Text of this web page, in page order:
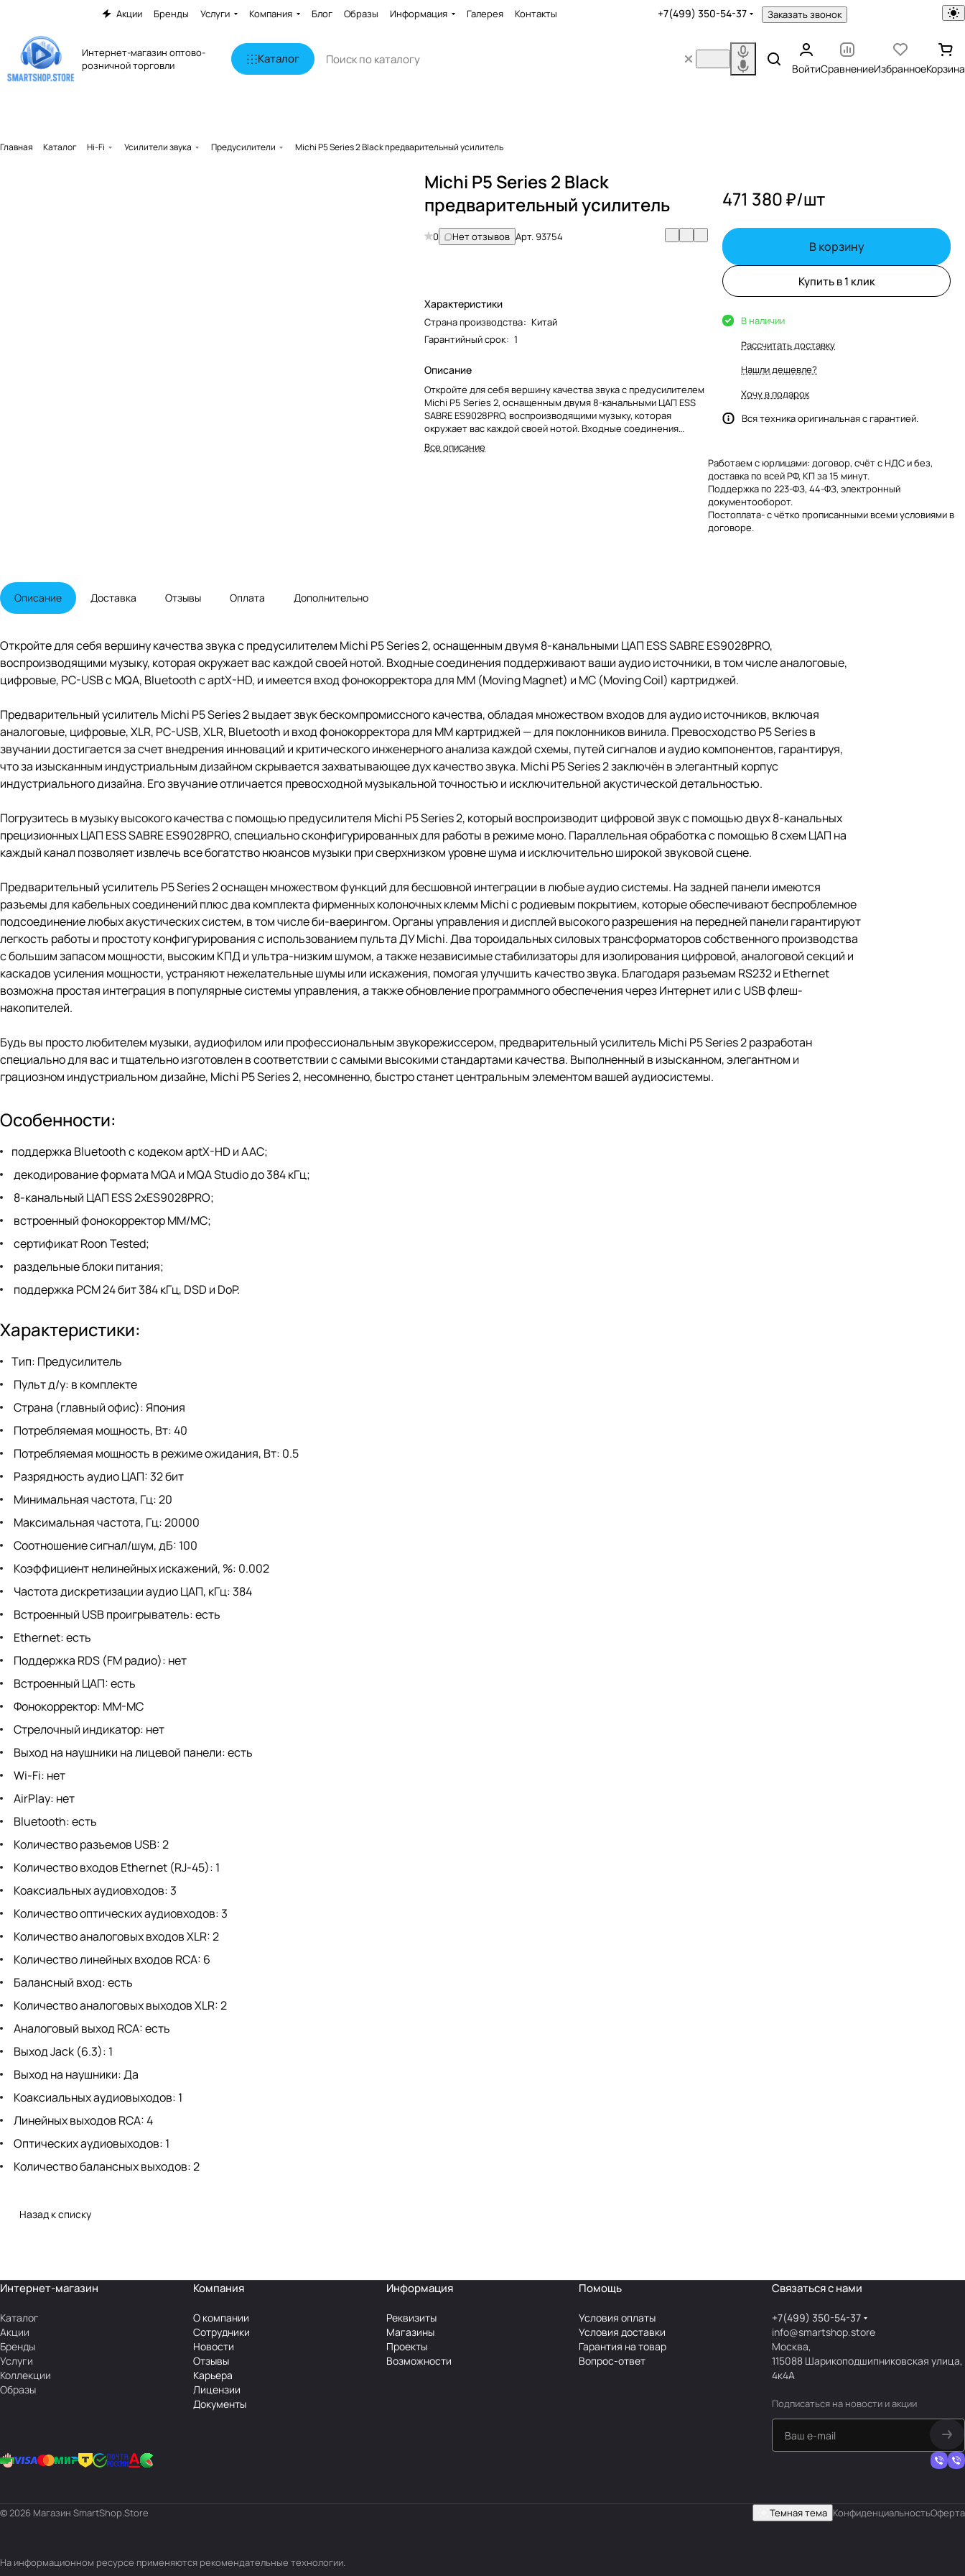
Акции Бренды Услуги Компания Блог Образы Информация Галерея Контакты +7(499) 350-54-37 Заказать звонок
Интернет-магазин оптово-
розничной торговли
Каталог
ВойтиСравнениеИзбранноеКорзина
Главная Каталог Hi-Fi Усилители звука Предусилители Michi P5 Series 2 Black предварительный усилитель
Michi P5 Series 2 Black
предварительный усилитель
0 Нет отзывов Арт.93754
Характеристики
Страна производства: Китай
Гарантийный срок: 1
Описание
Откройте для себя вершину качества звука с предусилителем
Michi P5 Series 2, оснащенным двумя 8-канальными ЦАП ESS
SABRE ES9028PRO, воспроизводящими музыку, которая
окружает вас каждой своей нотой. Входные соединения
поддерживают ваши аудио источники, в том числе
аналоговые, цифровые, PC-USB с MQA, Bluetooth с aptX-HD, и
Все описание
471 380 ₽/шт
В корзину
Купить в 1 клик
В наличии
Рассчитать доставку
Нашли дешевле?
Хочу в подарок
Вся техника оригинальная с гарантией.
Работаем с юрлицами: договор, счёт с НДС и без,
доставка по всей РФ, КП за 15 минут.
Поддержка по 223-ФЗ, 44-ФЗ, электронный
документооборот.
Постоплата- с чётко прописанными всеми условиями в
договоре.
Описание Доставка Отзывы Оплата Дополнительно
Откройте для себя вершину качества звука с предусилителем Michi P5 Series 2, оснащенным двумя 8-канальными ЦАП ESS SABRE ES9028PRO,
воспроизводящими музыку, которая окружает вас каждой своей нотой. Входные соединения поддерживают ваши аудио источники, в том числе аналоговые,
цифровые, PC-USB с MQA, Bluetooth с aptX-HD, и имеется вход фонокорректора для MM (Moving Magnet) и MC (Moving Coil) картриджей.
Предварительный усилитель Michi P5 Series 2 выдает звук бескомпромиссного качества, обладая множеством входов для аудио источников, включая
аналоговые, цифровые, XLR, PC-USB, XLR, Bluetooth и вход фонокорректора для MM картриджей — для поклонников винила. Превосходство P5 Series в
звучании достигается за счет внедрения инноваций и критического инженерного анализа каждой схемы, путей сигналов и аудио компонентов, гарантируя,
что за изысканным индустриальным дизайном скрывается захватывающее дух качество звука. Michi P5 Series 2 заключён в элегантный корпус
индустриального дизайна. Его звучание отличается превосходной музыкальной точностью и исключительной акустической детальностью.
Погрузитесь в музыку высокого качества с помощью предусилителя Michi P5 Series 2, который воспроизводит цифровой звук с помощью двух 8-канальных
прецизионных ЦАП ESS SABRE ES9028PRO, специально сконфигурированных для работы в режиме моно. Параллельная обработка с помощью 8 схем ЦАП на
каждый канал позволяет извлечь все богатство нюансов музыки при сверхнизком уровне шума и исключительно широкой звуковой сцене.
Предварительный усилитель P5 Series 2 оснащен множеством функций для бесшовной интеграции в любые аудио системы. На задней панели имеются
разъемы для кабельных соединений плюс два комплекта фирменных колоночных клемм Michi с родиевым покрытием, которые обеспечивают беспроблемное
подсоединение любых акустических систем, в том числе би-ваерингом. Органы управления и дисплей высокого разрешения на передней панели гарантируют
легкость работы и простоту конфигурирования с использованием пульта ДУ Michi. Два тороидальных силовых трансформаторов собственного производства
с большим запасом мощности, высоким КПД и ультра-низким шумом, а также независимые стабилизаторы для изолирования цифровой, аналоговой секций и
каскадов усиления мощности, устраняют нежелательные шумы или искажения, помогая улучшить качество звука. Благодаря разъемам RS232 и Ethernet
возможна простая интеграция в популярные системы управления, а также обновление программного обеспечения через Интернет или с USB флеш-
накопителей.
Будь вы просто любителем музыки, аудиофилом или профессиональным звукорежиссером, предварительный усилитель Michi P5 Series 2 разработан
специально для вас и тщательно изготовлен в соответствии с самыми высокими стандартами качества. Выполненный в изысканном, элегантном и
грациозном индустриальном дизайне, Michi P5 Series 2, несомненно, быстро станет центральным элементом вашей аудиосистемы.
Особенности:
поддержка Bluetooth с кодеком aptX-HD и AAC;
декодирование формата MQA и MQA Studio до 384 кГц;
8-канальный ЦАП ESS 2xES9028PRO;
встроенный фонокорректор MM/MC;
сертификат Roon Tested;
раздельные блоки питания;
поддержка PCM 24 бит 384 кГц, DSD и DoP.
Характеристики:
Тип: Предусилитель
Пульт д/у: в комплекте
Страна (главный офис): Япония
Потребляемая мощность, Вт: 40
Потребляемая мощность в режиме ожидания, Вт: 0.5
Разрядность аудио ЦАП: 32 бит
Минимальная частота, Гц: 20
Максимальная частота, Гц: 20000
Соотношение сигнал/шум, дБ: 100
Коэффициент нелинейных искажений, %: 0.002
Частота дискретизации аудио ЦАП, кГц: 384
Встроенный USB проигрыватель: есть
Ethernet: есть
Поддержка RDS (FM радио): нет
Встроенный ЦАП: есть
Фонокорректор: MM-MC
Стрелочный индикатор: нет
Выход на наушники на лицевой панели: есть
Wi-Fi: нет
AirPlay: нет
Bluetooth: есть
Количество разъемов USB: 2
Количество входов Ethernet (RJ-45): 1
Коаксиальных аудиовходов: 3
Количество оптических аудиовходов: 3
Количество аналоговых входов XLR: 2
Количество линейных входов RCA: 6
Балансный вход: есть
Количество аналоговых выходов XLR: 2
Аналоговый выход RCA: есть
Выход Jack (6.3): 1
Выход на наушники: Да
Коаксиальных аудиовыходов: 1
Линейных выходов RCA: 4
Оптических аудиовыходов: 1
Количество балансных выходов: 2
Назад к списку
Интернет-магазин
Каталог
Акции
Бренды
Услуги
Коллекции
Образы
Компания
О компании
Сотрудники
Новости
Отзывы
Карьера
Лицензии
Документы
Информация
Реквизиты
Магазины
Проекты
Возможности
Помощь
Условия оплаты
Условия доставки
Гарантия на товар
Вопрос-ответ
Связаться с нами
+7(499) 350-54-37
info@smartshop.store
Москва,
115088 Шарикоподшипниковская улица,
4к4А
Подписаться на новости и акции
© 2026 Магазин SmartShop.Store Темная тема КонфиденциальностьОферта
На информационном ресурсе применяются рекомендательные технологии.